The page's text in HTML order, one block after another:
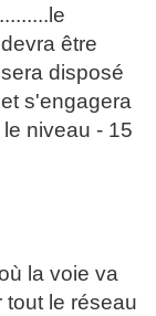
être
disposé
s'engagera
niveau - 15
la voie va
tout le réseau